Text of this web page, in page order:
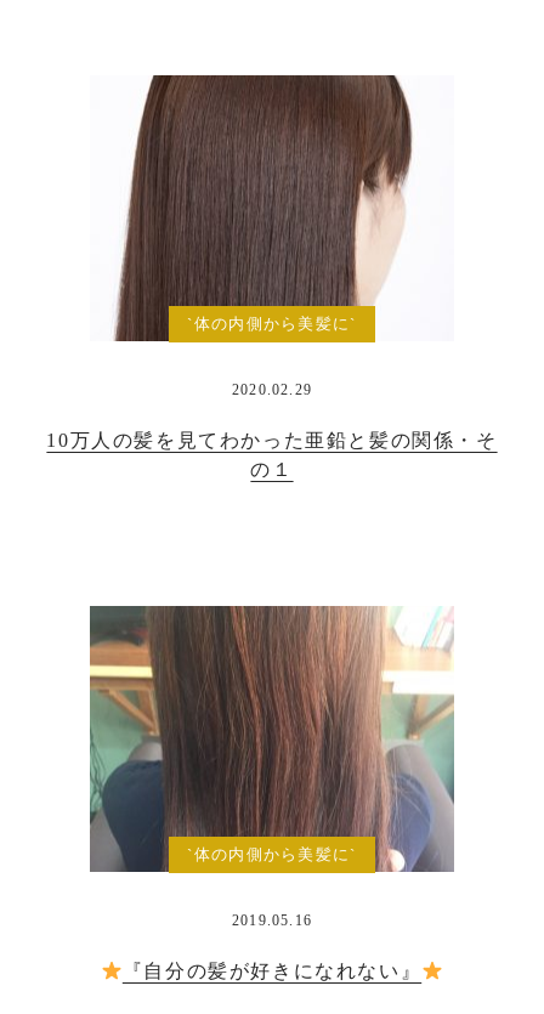
`体の内側から美髪に`
2020.02.29
10万人の髪を見てわかった亜鉛と髪の関係・そ
の１
`体の内側から美髪に`
2019.05.16
『自分の髪が好きになれない』